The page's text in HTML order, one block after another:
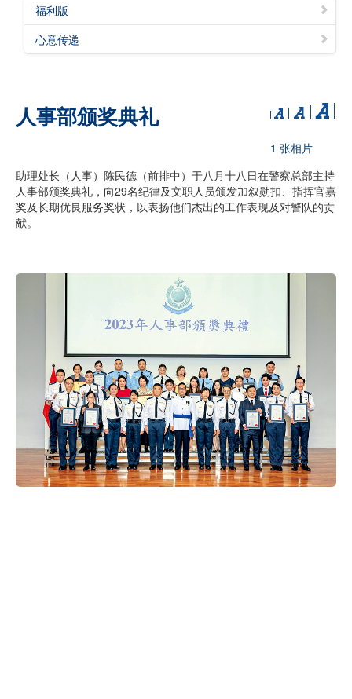
福利版
心意传递
人事部颁奖典礼
1 张相片
助理处长（人事）陈民德（前排中）于八月十八日在警察总部主持
人事部颁奖典礼，向29名纪律及文职人员颁发加叙勋扣、指挥官嘉
奖及长期优良服务奖状，以表扬他们杰出的工作表现及对警队的贡
献。